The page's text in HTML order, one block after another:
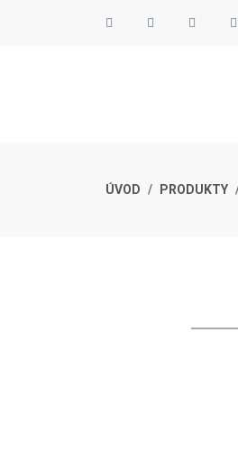
ÚVOD PRODUKTY